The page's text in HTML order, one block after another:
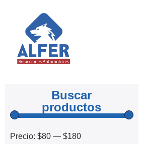
Buscar
productos
Precio: $80 — $180